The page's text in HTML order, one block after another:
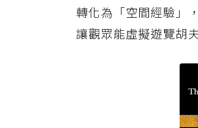
轉化為「空間經驗」
讓觀眾能虛擬遊覽胡